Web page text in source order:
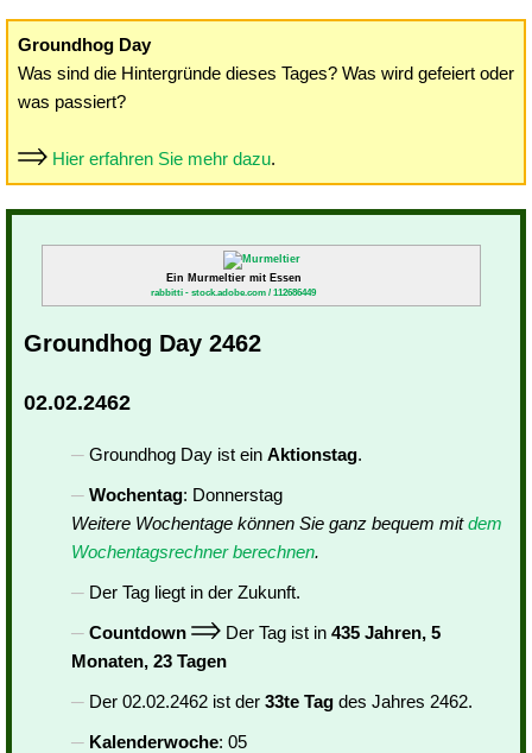
Groundhog Day
Was sind die Hintergründe dieses Tages? Was wird gefeiert oder
was passiert?
Hier erfahren Sie mehr dazu.
Ein Murmeltier mit Essen
rabbitti - stock.adobe.com / 112686449
Groundhog Day 2462
02.02.2462
Groundhog Day ist ein Aktionstag.
Wochentag: Donnerstag
Weitere Wochentage können Sie ganz bequem mitdem
Wochentagsrechner berechnen.
Der Tag liegt in der Zukunft.
Countdown
Der Tag ist in 435 Jahren, 5
Monaten, 23 Tagen
Der 02.02.2462 ist der 33te Tag des Jahres 2462.
Kalenderwoche: 05